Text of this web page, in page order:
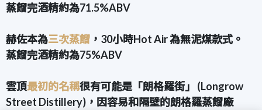
蒸餾完酒精約為71.5%ABV
赫佐本為三次蒸餾 ，30小時Hot Air 為無泥煤款式。
蒸餾完酒精約為75%ABV
雲頂最初的名稱很有可能是「朗格羅街」 (Longrow
Street Distillery)，因容易和隔壁的朗格羅蒸餾廠